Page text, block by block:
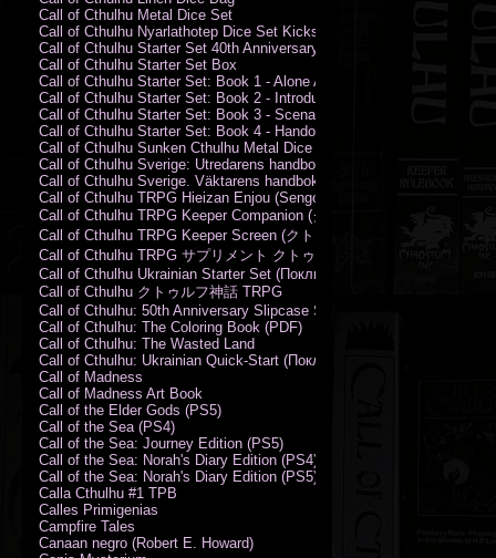
Call of Cthulhu Metal Dice Set
Call of Cthulhu Nyarlathotep Dice Set Kickstarter Edition
Call of Cthulhu Starter Set 40th Anniversary Edition
Call of Cthulhu Starter Set Box
Call of Cthulhu Starter Set: Book 1 - Alone Against the Flames
Call of Cthulhu Starter Set: Book 2 - Introductory Rules
Call of Cthulhu Starter Set: Book 3 - Scenarios
Call of Cthulhu Starter Set: Book 4 - Handouts
Call of Cthulhu Sunken Cthulhu Metal Dice Set
Call of Cthulhu Sverige: Utredarens handbok (PDF)
Call of Cthulhu Sverige. Väktarens handbok
Call of Cthulhu TRPG Hieizan Enjou (Sengoku Period)
Call of Cthulhu TRPG Keeper Companion (クトゥルフ神話TRPG キー
Call of Cthulhu TRPG Keeper Screen (クトゥルフ神話TRPG キーパー
Call of Cthulhu TRPG サプリメント クトゥルフ2015
Call of Cthulhu Ukrainian Starter Set (Поклик Ктулху. Базовий набір)
Call of Cthulhu クトゥルフ神話 TRPG
Call of Cthulhu: 50th Anniversary Slipcase Set
Call of Cthulhu: The Coloring Book (PDF)
Call of Cthulhu: The Wasted Land
Call of Cthulhu: Ukrainian Quick-Start (Поклик Ктулху. Швидкий
Call of Madness
Call of Madness Art Book
Call of the Elder Gods (PS5)
Call of the Sea (PS4)
Call of the Sea: Journey Edition (PS5)
Call of the Sea: Norah's Diary Edition (PS4)
Call of the Sea: Norah's Diary Edition (PS5)
Calla Cthulhu #1 TPB
Calles Primigenias
Campfire Tales
Canaan negro (Robert E. Howard)